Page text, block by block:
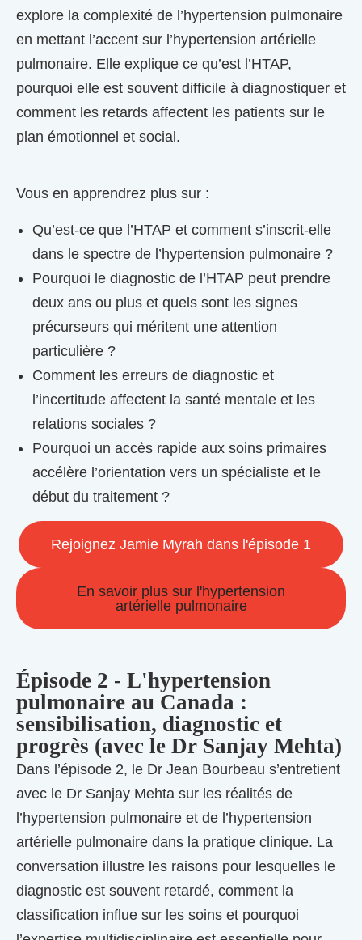
explore la complexité de l’hypertension pulmonaire
en mettant l’accent sur l’hypertension artérielle
pulmonaire. Elle explique ce qu’est l’HTAP,
pourquoi elle est souvent difficile à diagnostiquer et
comment les retards affectent les patients sur le
plan émotionnel et social.
Vous en apprendrez plus sur :
Qu’est-ce que l’HTAP et comment s’inscrit-elle
dans le spectre de l’hypertension pulmonaire ?
Pourquoi le diagnostic de l’HTAP peut prendre
deux ans ou plus et quels sont les signes
précurseurs qui méritent une attention
particulière ?
Comment les erreurs de diagnostic et
l’incertitude affectent la santé mentale et les
relations sociales ?
Pourquoi un accès rapide aux soins primaires
accélère l’orientation vers un spécialiste et le
début du traitement ?
Rejoignez Jamie Myrah dans l'épisode 1
En savoir plus sur l'hypertension
artérielle pulmonaire
Épisode 2 - L'hypertension
pulmonaire au Canada :
sensibilisation, diagnostic et
progrès (avec le Dr Sanjay Mehta)
Dans l’épisode 2, le Dr Jean Bourbeau s’entretient
avec le Dr Sanjay Mehta sur les réalités de
l’hypertension pulmonaire et de l’hypertension
artérielle pulmonaire dans la pratique clinique. La
conversation illustre les raisons pour lesquelles le
diagnostic est souvent retardé, comment la
classification influe sur les soins et pourquoi